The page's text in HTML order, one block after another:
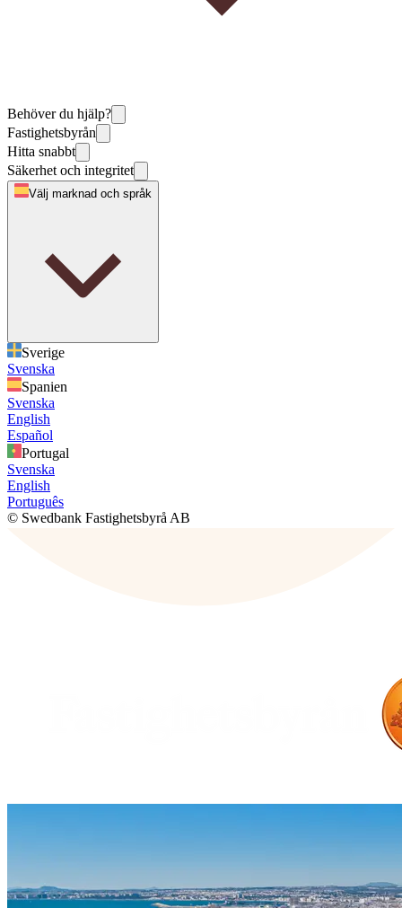
Behöver du hjälp?
Fastighetsbyrån
Hitta snabbt
Säkerhet och integritet
Välj marknad och språk
Sverige
Svenska
Spanien
Svenska
English
Español
Portugal
Svenska
English
Português
© Swedbank Fastighetsbyrå AB